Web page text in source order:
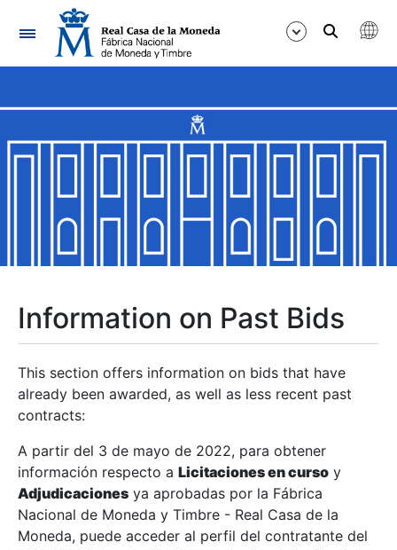
Navigation
Show/Hide
Show/Hide
Show/Hide
Show/Hide
Show/Hide
Information on Past Bids
This section offers information on bids that have
already been awarded, as well as less recent past
contracts:
A partir del 3 de mayo de 2022, para obtener
información respecto a Licitaciones en curso y
Adjudicaciones ya aprobadas por la Fábrica
Nacional de Moneda y Timbre - Real Casa de la
Moneda, puede acceder al perfil del contratante del